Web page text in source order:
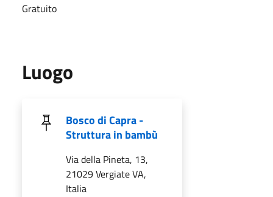
Gratuito
Luogo
Bosco di Capra -
Struttura in bambù
Via della Pineta, 13,
21029 Vergiate VA,
Italia